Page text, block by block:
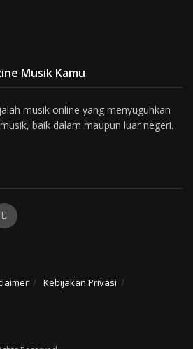
Musik Kamu
musik online yang menyuguhkan
baik dalam maupun luar negeri.
Kebijakan Privasi